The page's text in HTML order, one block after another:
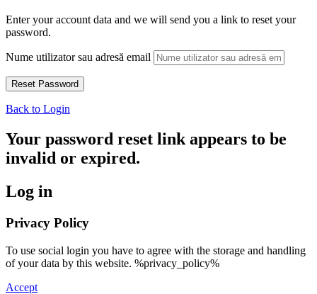
Enter your account data and we will send you a link to reset your
password.
Nume utilizator sau adresă email
Back to Login
Your password reset link appears to be
invalid or expired.
Log in
Privacy Policy
To use social login you have to agree with the storage and handling
of your data by this website. %privacy_policy%
Accept